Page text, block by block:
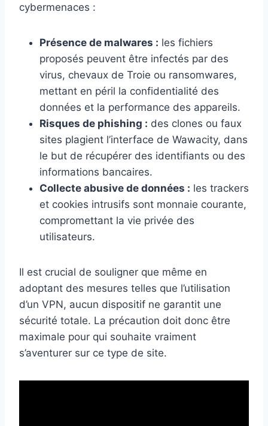
cybermenaces :
Présence de malwares : les fichiers
proposés peuvent être infectés par des
virus, chevaux de Troie ou ransomwares,
mettant en péril la confidentialité des
données et la performance des appareils.
Risques de phishing : des clones ou faux
sites plagient l’interface de Wawacity, dans
le but de récupérer des identifiants ou des
informations bancaires.
Collecte abusive de données : les trackers
et cookies intrusifs sont monnaie courante,
compromettant la vie privée des
utilisateurs.
Il est crucial de souligner que même en
adoptant des mesures telles que l’utilisation
d’un VPN, aucun dispositif ne garantit une
sécurité totale. La précaution doit donc être
maximale pour qui souhaite vraiment
s’aventurer sur ce type de site.